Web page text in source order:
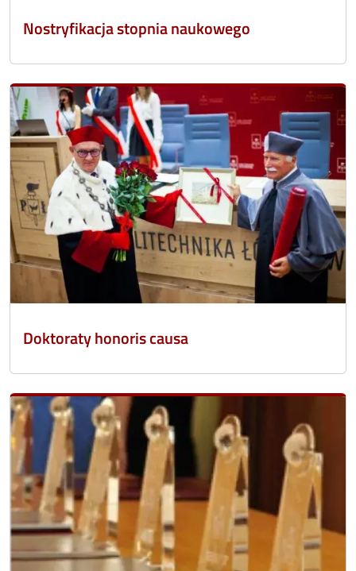
Nostryfikacja stopnia naukowego
Doktoraty honoris causa